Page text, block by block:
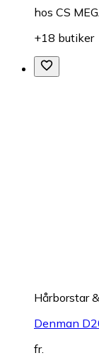
hos CS
+18 butiker
Hårborstar
Denman
fr.